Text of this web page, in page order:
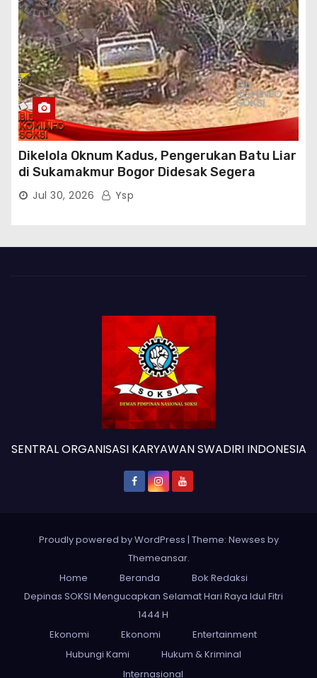
Dikelola Oknum Kadus, Pengerukan Batu Liar
di Sukamakmur Bogor Didesak Segera
Ditindak Hukum
Jul 30, 2026 Ysp
SENTRAL ORGANISASI KARYAWAN SWADIRI INDONESIA
Proudly powered by WordPress | Theme: Newses by
Themeansar.
Home
Beranda
Bok Redaksi
Depinas SOKSI Mengucapkan Selamat Hari Raya Idul Fitri
1444 H
Ekonomi
Ekonomi
Entertainment
Hubungi Kami
Hukum & Kriminal
Internasional